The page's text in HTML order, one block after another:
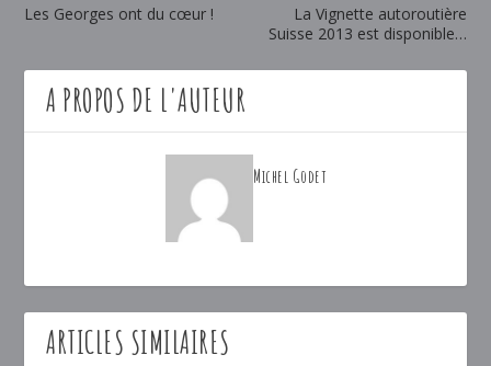
Les Georges ont du cœur !
La Vignette autoroutière
Suisse 2013 est disponible…
A PROPOS DE L'AUTEUR
Michel Godet
ARTICLES SIMILAIRES